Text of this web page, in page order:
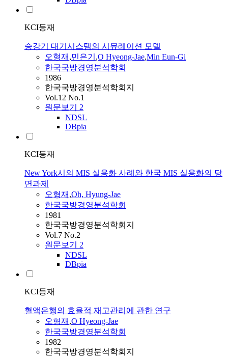
KCI등재
승강기 대기시스템의 시뮤레이션 모델
오형재 ,민은기 ,O Hyeong-Jae,Min Eun-Gi
한국국방경영분석학회
1986
한국국방경영분석학회지
Vol.12 No.1
원문보기 2
NDSL
DBpia
KCI등재
New York시의 MIS 실용화 사례와 한국 MIS 실용화의 당
면과제
오형재 ,Oh, Hyung-Jae
한국국방경영분석학회
1981
한국국방경영분석학회지
Vol.7 No.2
원문보기 2
NDSL
DBpia
KCI등재
혈액은행의 효율적 재고관리에 관한 연구
오형재 ,O Hyeong-Jae
한국국방경영분석학회
1982
한국국방경영분석학회지